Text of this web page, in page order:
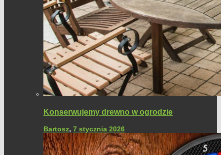
Konserwujemy drewno w ogrodzie
Bartosz, 7 stycznia 2026